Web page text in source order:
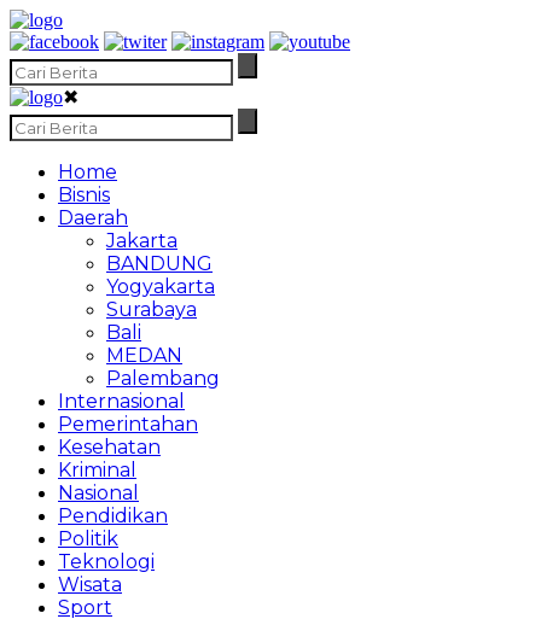
✖
Home
Bisnis
Daerah
Jakarta
BANDUNG
Yogyakarta
Surabaya
Bali
MEDAN
Palembang
Internasional
Pemerintahan
Kesehatan
Kriminal
Nasional
Pendidikan
Politik
Teknologi
Wisata
Sport